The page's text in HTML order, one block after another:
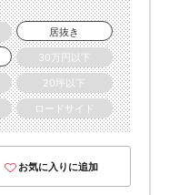
居抜き
30万円以下
20坪以下
ロードサイド
お気に入りに追加